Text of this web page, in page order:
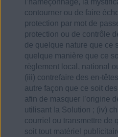
contourner ou de faire
protection par mot de
protection ou de contrôle
de quelque nature que ce
quelque manière que ce
règlement local, national
(iii) contrefaire des en-
autre façon que ce soit
afin de masquer l’origine
utilisant la Solution ; (iv)
courriel ou transmettre de
soit tout matériel